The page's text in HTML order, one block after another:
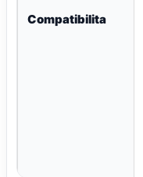
Compatibilita